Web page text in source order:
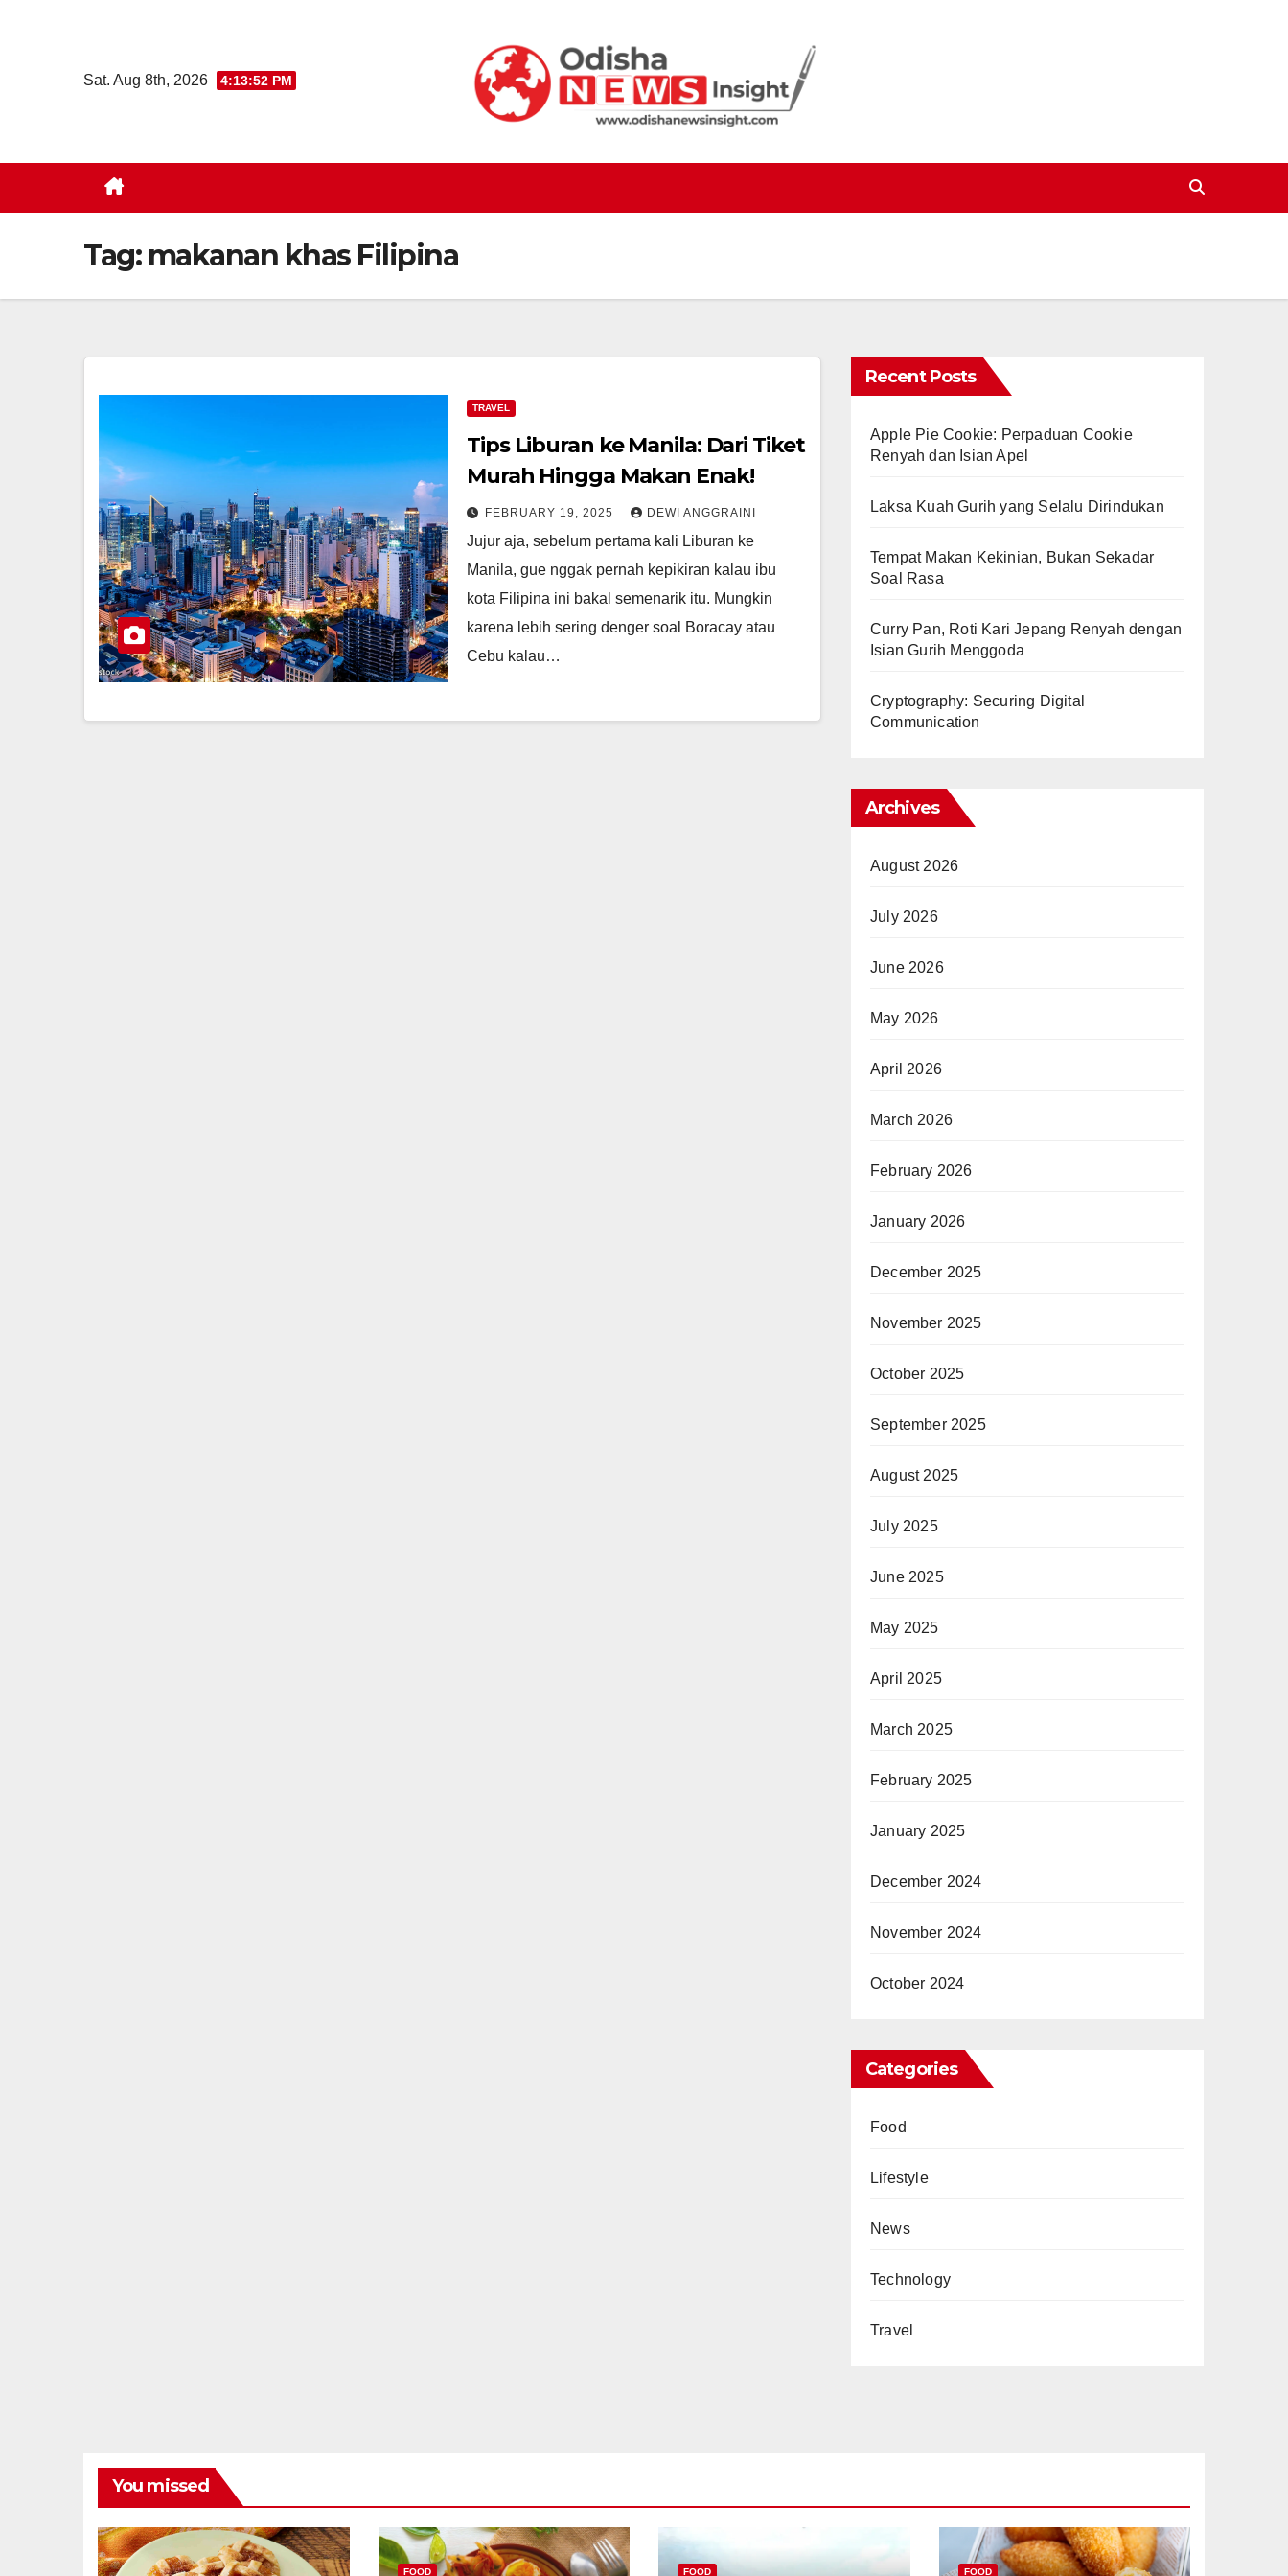
Sat. Aug 8th, 2026 4:13:52 PM
Tag: makanan khas Filipina
TRAVEL
Tips Liburan ke Manila: Dari Tiket
Murah Hingga Makan Enak!
FEBRUARY 19, 2025 DEWI ANGGRAINI
Jujur aja, sebelum pertama kali Liburan ke
Manila, gue nggak pernah kepikiran kalau ibu
kota Filipina ini bakal semenarik itu. Mungkin
karena lebih sering denger soal Boracay atau
Cebu kalau…
Recent Posts
Apple Pie Cookie: Perpaduan Cookie
Renyah dan Isian Apel
Laksa Kuah Gurih yang Selalu Dirindukan
Tempat Makan Kekinian, Bukan Sekadar
Soal Rasa
Curry Pan, Roti Kari Jepang Renyah dengan
Isian Gurih Menggoda
Cryptography: Securing Digital
Communication
Archives
August 2026
July 2026
June 2026
May 2026
April 2026
March 2026
February 2026
January 2026
December 2025
November 2025
October 2025
September 2025
August 2025
July 2025
June 2025
May 2025
April 2025
March 2025
February 2025
January 2025
December 2024
November 2024
October 2024
Categories
Food
Lifestyle
News
Technology
Travel
You missed
FOOD FOOD FOOD